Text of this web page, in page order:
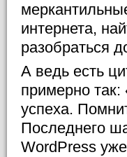
интернета,
разобраться
А ведь есть
примерно
успеха.
Последнего
WordPress